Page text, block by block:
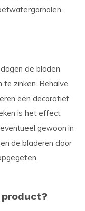
de bladen
zinken. Behalve
een decoratief
is het effect
gewoon in
de bladeren door